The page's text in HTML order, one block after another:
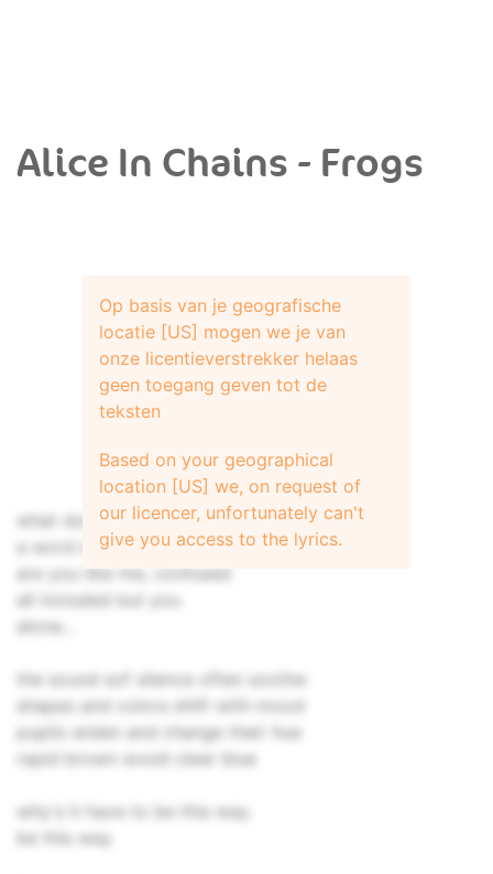
Alice In Chains - Frogs
what does friend mean to you?
a word so wrongfully abused
are you like me, confused
all included but you
alone...
the sound sof silence often soothe
shapes and colors shift with mood
pupils widen and change their hue
rapid brown avoid clear blue
why's it have to be this way
be this way
Op basis van je geografische
locatie [US] mogen we je van
onze licentieverstrekker helaas
geen toegang geven tot de
teksten
Based on your geographical
location [US] we, on request of
our licencer, unfortunately can't
give you access to the lyrics.